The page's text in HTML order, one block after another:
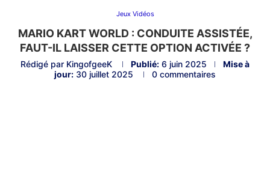
Jeux Vidéos
MARIO KART WORLD : CONDUITE ASSISTÉE,
FAUT-IL LAISSER CETTE OPTION ACTIVÉE ?
Rédigé par KingofgeeK Publié: 6 juin 2025
Mise à
jour: 30 juillet 2025 0 commentaires